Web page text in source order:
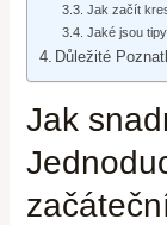
Jak začít
Jaké jsou
Důležité
Jak